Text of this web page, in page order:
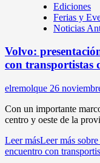
Ediciones
Ferias y
Noticias
Volvo:
con transportistas
elremolque 26
Con un importante
centro y oeste de la
Leer másLeer más
encuentro con